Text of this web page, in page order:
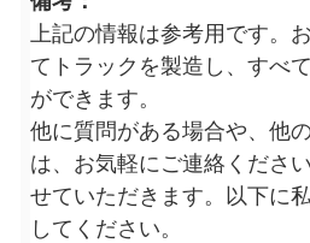
上記の情報は参考用です。
てトラックを製造し、すべ
ができます。
他に質問がある場合や、他
は、お気軽にご連絡くださ
せていただきます。以下に
してください。